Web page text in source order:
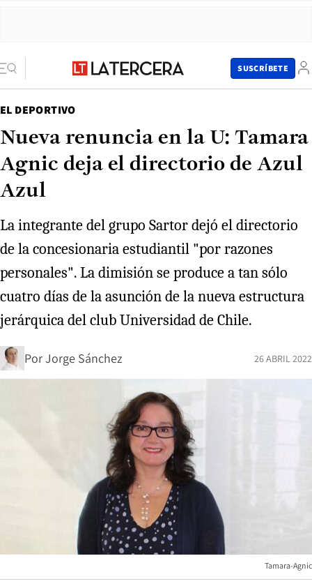
SUSCRÍBETE
EL DEPORTIVO
Nueva renuncia en la U: Tamara
Agnic deja el directorio de Azul
Azul
La integrante del grupo Sartor dejó el directorio
de la concesionaria estudiantil "por razones
personales". La dimisión se produce a tan sólo
cuatro días de la asunción de la nueva estructura
jerárquica del club Universidad de Chile.
PorJorge Sánchez 26 ABRIL 2022
Tamara-Agnic